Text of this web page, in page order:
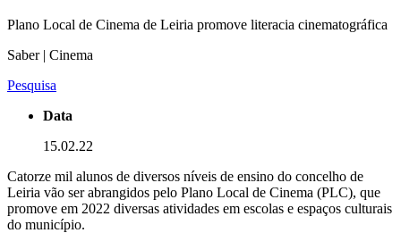
Plano Local de Cinema de Leiria promove literacia cinematográfica
Saber | Cinema
Pesquisa
Data
15.02.22
Catorze mil alunos de diversos níveis de ensino do concelho de
Leiria vão ser abrangidos pelo Plano Local de Cinema (PLC), que
promove em 2022 diversas atividades em escolas e espaços culturais
do município.